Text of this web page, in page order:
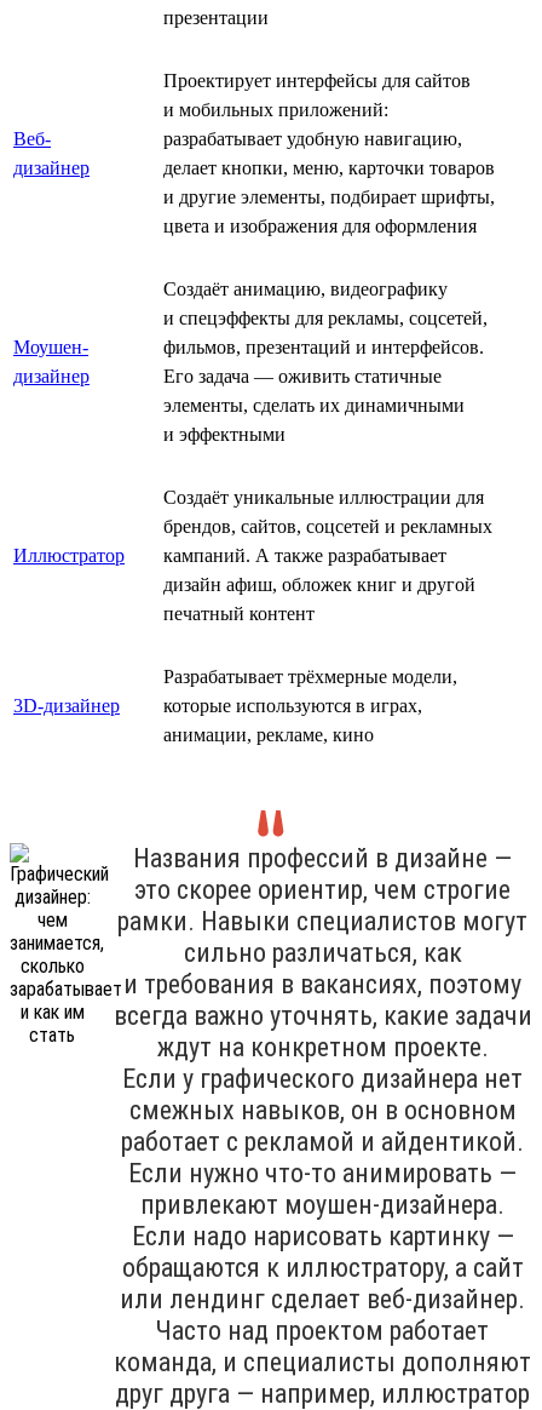
презентации
Веб-
дизайнер
Проектирует интерфейсы для сайтов
и мобильных приложений:
разрабатывает удобную навигацию,
делает кнопки, меню, карточки товаров
и другие элементы, подбирает шрифты,
цвета и изображения для оформления
Моушен-
дизайнер
Создаёт анимацию, видеографику
и спецэффекты для рекламы, соцсетей,
фильмов, презентаций и интерфейсов.
Его задача — оживить статичные
элементы, сделать их динамичными
и эффектными
Иллюстратор
Создаёт уникальные иллюстрации для
брендов, сайтов, соцсетей и рекламных
кампаний. А также разрабатывает
дизайн афиш, обложек книг и другой
печатный контент
3D-дизайнер
Разрабатывает трёхмерные модели,
которые используются в играх,
анимации, рекламе, кино
Названия профессий в дизайне —
это скорее ориентир, чем строгие
рамки. Навыки специалистов могут
сильно различаться, как
и требования в вакансиях, поэтому
всегда важно уточнять, какие задачи
ждут на конкретном проекте.
Если у графического дизайнера нет
смежных навыков, он в основном
работает с рекламой и айдентикой.
Если нужно что-то анимировать —
привлекают моушен-дизайнера.
Если надо нарисовать картинку —
обращаются к иллюстратору, а сайт
или лендинг сделает веб-дизайнер.
Часто над проектом работает
команда, и специалисты дополняют
друг друга — например, иллюстратор